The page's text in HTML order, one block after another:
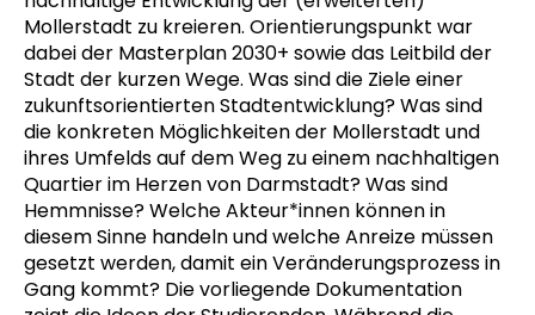
Mollerstadt zu kreieren. Orientierungspunkt war
dabei der Masterplan 2030+ sowie das Leitbild der
Stadt der kurzen Wege. Was sind die Ziele einer
zukunftsorientierten Stadtentwicklung? Was sind
die konkreten Möglichkeiten der Mollerstadt und
ihres Umfelds auf dem Weg zu einem nachhaltigen
Quartier im Herzen von Darmstadt? Was sind
Hemmnisse? Welche Akteur*innen können in
diesem Sinne handeln und welche Anreize müssen
gesetzt werden, damit ein Veränderungsprozess in
Gang kommt? Die vorliegende Dokumentation